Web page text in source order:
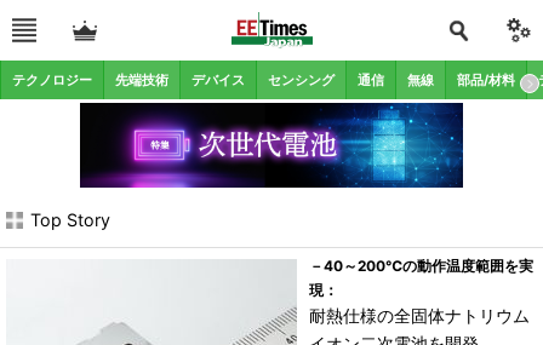
テクノロジー 先端技術 デバイス センシング 通信 無線 部品/材料
Top Story
－40～200℃の動作温度範囲を実
現：
耐熱仕様の全固体ナトリウム